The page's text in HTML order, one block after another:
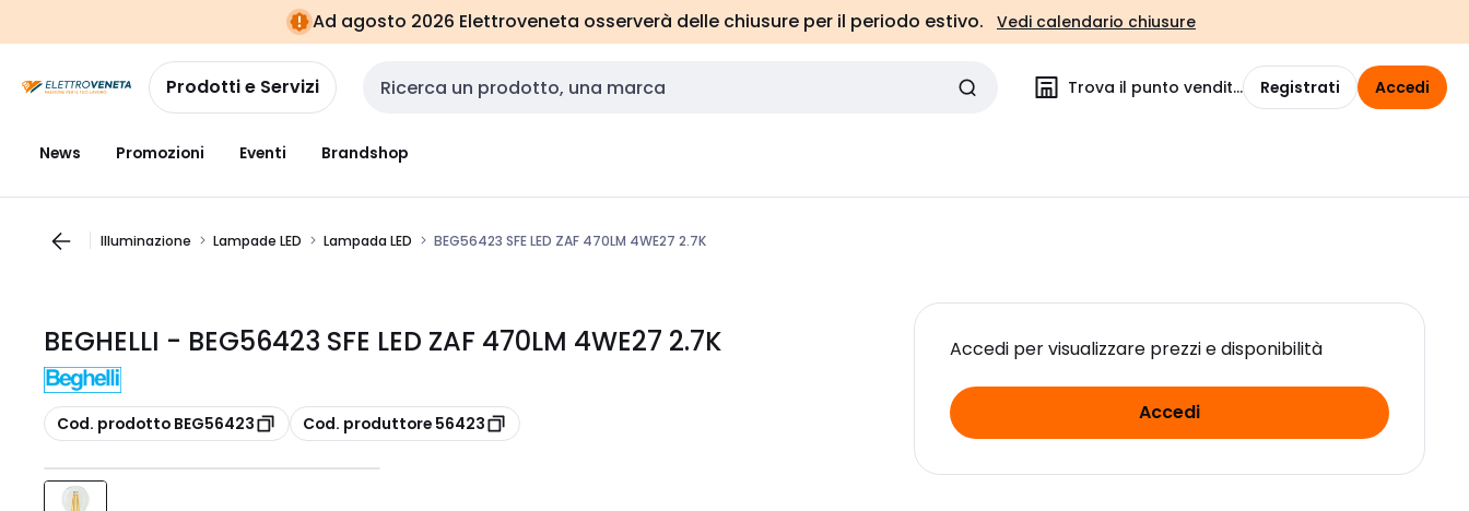
navigazionealla
pagina
Ad agosto 2026 Elettroveneta osserverà delle chiusure per il periodo estivo. Vedi calendario chiusure
Prodotti e Servizi Cerca input Trova il punto vendita Registrati Accedi
News Promozioni Eventi Brandshop
Illuminazione Lampade LED Lampada LED BEG56423 SFE LED ZAF 470LM 4WE27 2.7K
BEGHELLI - BEG56423 SFE LED ZAF 470LM 4WE27 2.7K
copia
Cod. prodotto BEG56423 copia
Cod. produttore 56423
Accedi per visualizzare prezzi e disponibilità
Accedi